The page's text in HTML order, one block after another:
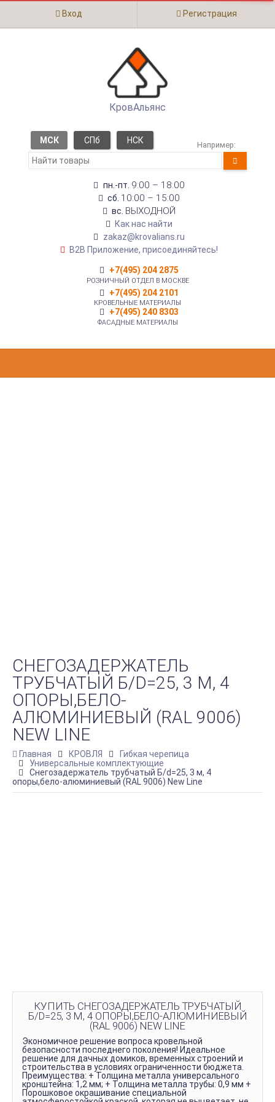
Вход Регистрация
КровАльянс
МСК СПб НСК Например:
пн.-пт. 9:00 – 18:00
сб. 10:00 – 15:00
вс. ВЫХОДНОЙ
Как нас найти
zakaz@krovalians.ru
B2B Приложение, присоединяйтесь!
+7(495) 204 2875
РОЗНИЧНЫЙ ОТДЕЛ В МОСКВЕ
+7(495) 204 2101
КРОВЕЛЬНЫЕ МАТЕРИАЛЫ
+7(495) 240 8303
ФАСАДНЫЕ МАТЕРИАЛЫ
СНЕГОЗАДЕРЖАТЕЛЬ
ТРУБЧАТЫЙ Б/D=25, 3 М, 4
ОПОРЫ,БЕЛО-
АЛЮМИНИЕВЫЙ (RAL 9006)
NEW LINE
Главная КРОВЛЯ
Гибкая черепица
Универсальные комплектующие
Снегозадержатель трубчатый Б/d=25, 3 м, 4
опоры,бело-алюминиевый (RAL 9006) New Line
КУПИТЬ СНЕГОЗАДЕРЖАТЕЛЬ ТРУБЧАТЫЙ
Б/D=25, 3 М, 4 ОПОРЫ,БЕЛО-АЛЮМИНИЕВЫЙ
(RAL 9006) NEW LINE
Экономичное решение вопроса кровельной
безопасности последнего поколения! Идеальное
решение для дачных домиков, временных строений и
строительства в условиях ограниченности бюджета.
Преимущества: + Толщина металла универсального
кронштейна: 1,2 мм; + Толщина металла трубы: 0,9 мм +
Порошковое окрашивание специальной